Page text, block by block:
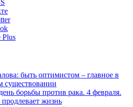
быть оптимистом – главное в
существовании
борьбы против рака. 4 февраля.
жизнь